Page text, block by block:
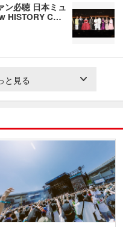
ン必聴 日本ミュ
HISTORY C…
と見る